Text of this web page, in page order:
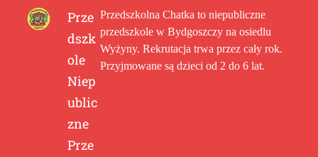
Prze
dszk
ole
Niep
ublic
zne
Prze
Przedszkolna Chatka to niepubliczne
przedszkole w Bydgoszczy na osiedlu
Wyżyny. Rekrutacja trwa przez cały rok.
Przyjmowane są dzieci od 2 do 6 lat.